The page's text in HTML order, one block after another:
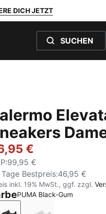
DICH JETZT
SUCHEN
€
:99,95 €
Bestpreis:46,95 €
inkl. 19% MwSt., ggf. zzgl.
PUMA Black-Gum